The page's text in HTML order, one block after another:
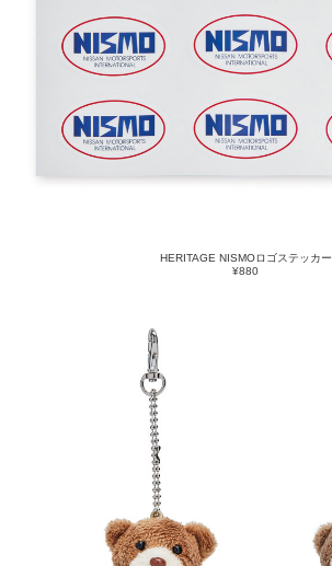
HERITAGE NISMOロゴステッカー
¥880